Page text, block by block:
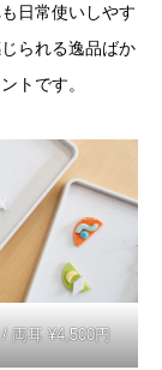
日常使いしやす
られる逸品ばか
トです。
両耳 ¥4,500円